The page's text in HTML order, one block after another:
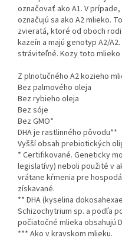
označovať ako A1. V
označujú sa ako A2 mlieko.
zvieratá, ktoré od oboch
kazeín a majú genotyp A2/
stráviteľné. Kozy toto
Z plnotučného A2 kozieho
Bez palmového oleja
Bez rybieho oleja
Bez sóje
Bez GMO*
DHA je rastlinného pôvodu**
Vyšší obsah prebiotických
* Certifikované. Geneticky
legislatívy) neboli použité v
vrátane kŕmenia pre
získavané.
** DHA (kyselina
Schizochytrium sp. a podľa
počiatočné mlieka obsahujú
*** Ako v kravskom mlieku.